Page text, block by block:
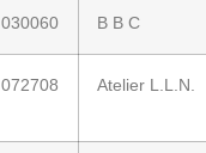
030060 B B C
072708 Atelier L.L.N.